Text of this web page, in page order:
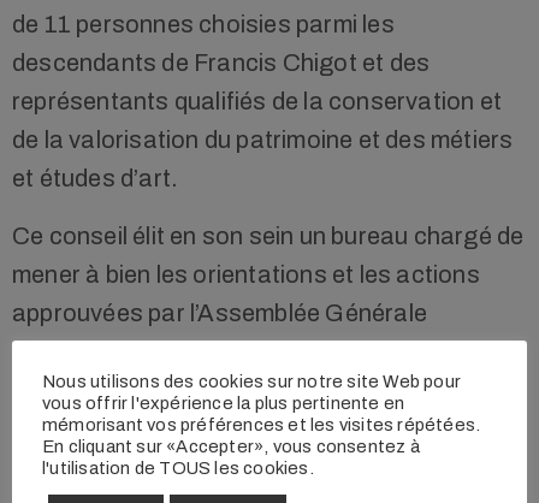
de 11 personnes choisies parmi les
descendants de Francis Chigot et des
représentants qualifiés de la conservation et
de la valorisation du patrimoine et des métiers
et études d’art.
Ce conseil élit en son sein un bureau chargé de
mener à bien les orientations et les actions
approuvées par l’Assemblée Générale
annuelle.
Nous utilisons des cookies sur notre site Web pour
vous offrir l'expérience la plus pertinente en
mémorisant vos préférences et les visites répétées.
En cliquant sur «Accepter», vous consentez à
l'utilisation de TOUS les cookies.